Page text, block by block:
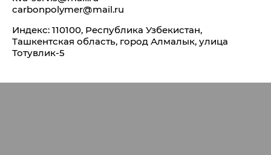
carbonpolymer@mail.ru
Индекс: 110100, Республика Узбекистан,
Ташкентская область, город Алмалык, улица
Тотувлик-5